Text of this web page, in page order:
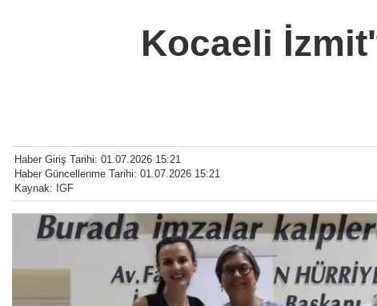
Kocaeli
Haber Giriş Tarihi: 01.07.2026 15:21
Haber Güncellenme Tarihi: 01.07.2026 15:21
Kaynak: IGF